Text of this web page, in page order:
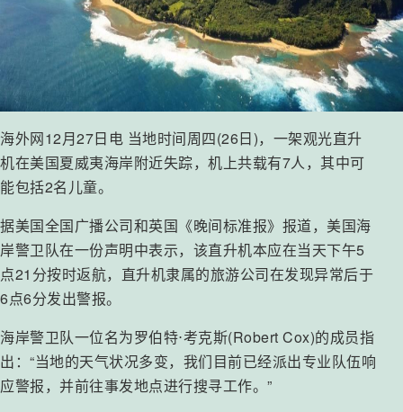
海外网12月27日电 当地时间周四(26日)，一架观光直升
机在美国夏威夷海岸附近失踪，机上共载有7人，其中可
能包括2名儿童。
据美国全国广播公司和英国《晚间标准报》报道，美国海
岸警卫队在一份声明中表示，该直升机本应在当天下午5
点21分按时返航，直升机隶属的旅游公司在发现异常后于
6点6分发出警报。
海岸警卫队一位名为罗伯特⋅考克斯(Robert Cox)的成员指
出：“当地的天气状况多变，我们目前已经派出专业队伍响
应警报，并前往事发地点进行搜寻工作。”